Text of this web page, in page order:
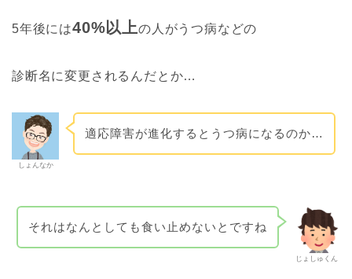
5年後には40%以上の人がうつ病などの
診断名に変更されるんだとか…
しょんなか
適応障害が進化するとうつ病になるのか…
じょしゅくん
それはなんとしても食い止めないとですね